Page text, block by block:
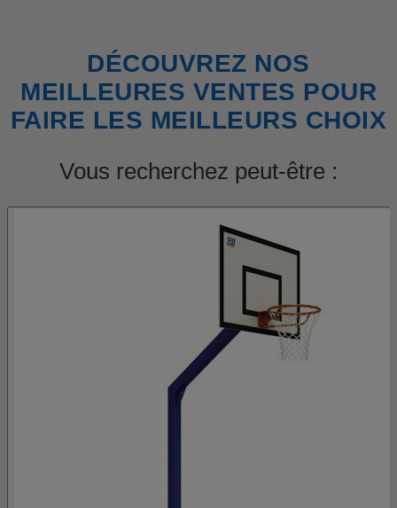
DÉCOUVREZ NOS
MEILLEURES VENTES POUR
FAIRE LES MEILLEURS CHOIX
Vous recherchez peut-être :